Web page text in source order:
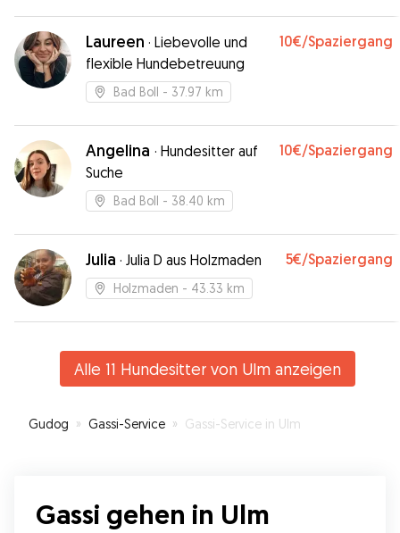
Laureen · Liebevolle und
flexible Hundebetreuung
10€/Spaziergang
Bad Boll - 37.97 km
Angelina · Hundesitter auf
Suche
10€/Spaziergang
Bad Boll - 38.40 km
Julia · Julia D aus Holzmaden 5€/Spaziergang
Holzmaden - 43.33 km
Alle 11 Hundesitter von Ulm anzeigen
Gudog » Gassi-Service » Gassi-Service in Ulm
Gassi gehen in Ulm